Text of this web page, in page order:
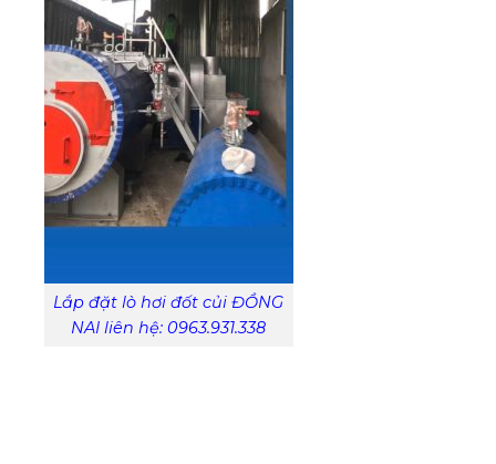
Lắp đặt lò hơi đốt củi ĐỒNG
NAI liên hệ: 0963.931.338